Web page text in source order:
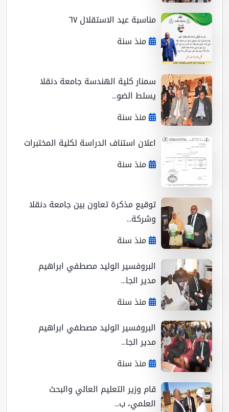
مناسبة عيد الاستقلال ٦٧
منذ سنة
سمنار كلية الهندسة جامعة دنقلا
يسلط الضو...
منذ سنة
اعلان استناف الدراسة لكلية المختبرات
منذ سنة
توقيع مذكرة تعاون بين جامعة دنقلا
وشركة...
منذ سنة
البروفسير الوليد مصطفي ابراهيم
مدير الجا...
منذ سنة
البروفسير الوليد مصطفي ابراهيم
مدير الجا...
منذ سنة
قام وزير التعليم العالي والبحث
العلمي، ب...